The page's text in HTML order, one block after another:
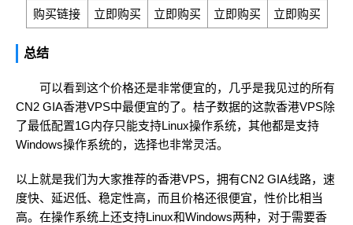
购买链接 立即购买 立即购买 立即购买 立即购买
总结
可以看到这个价格还是非常便宜的，几乎是我见过的所有
CN2 GIA香港VPS中最便宜的了。桔子数据的这款香港VPS除
了最低配置1G内存只能支持Linux操作系统，其他都是支持
Windows操作系统的，选择也非常灵活。
以上就是我们为大家推荐的香港VPS，拥有CN2 GIA线路，速
度快、延迟低、稳定性高，而且价格还很便宜，性价比相当
高。在操作系统上还支持Linux和Windows两种，对于需要香